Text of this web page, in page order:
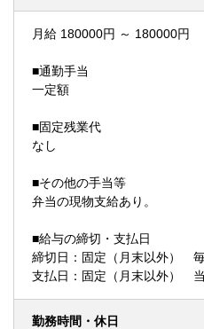
月給 180000円 ～ 180000円
■通勤手当
一定額
■固定残業代
なし
■その他の手当等
弁当の現物支給あり。
■給与の締切・支払日
締切日：固定（月末以外）
支払日：固定（月末以外）
勤務時間・休日